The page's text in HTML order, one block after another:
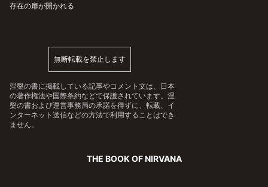
存在の扉が開かれる
無断転載を禁止します
涅槃の書に掲載している記事やコメント文は、日本
の著作権法や国際条約などで保護されています。涅
槃の書および運営事務局の承諾を得ずに、転載、イ
ンターネット送信などの方法で利用することはでき
ません。
THE BOOK OF NIRVANA